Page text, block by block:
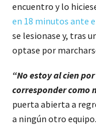
encuentro y lo
en 18 minutos ante
se lesionase y, tras
optase por
“No estoy al cien
corresponder como
puerta abierta a
a ningún otro